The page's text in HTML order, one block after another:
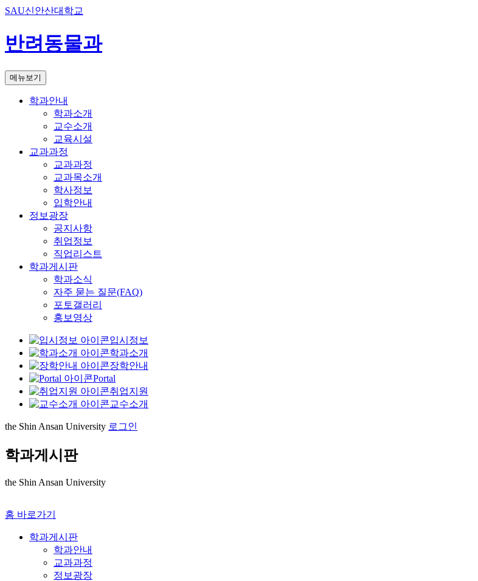
SAU신안산대학교
반려동물과
메뉴보기
학과안내
학과소개
교수소개
교육시설
교과과정
교과과정
교과목소개
학사정보
입학안내
정보광장
공지사항
취업정보
직업리스트
학과게시판
학과소식
자주 묻는 질문(FAQ)
포토갤러리
홍보영상
입시정보
학과소개
장학안내
Portal
취업지원
교수소개
the Shin Ansan University 로그인
학과게시판
the Shin Ansan University
홈 바로가기
학과게시판
학과안내
교과과정
정보광장